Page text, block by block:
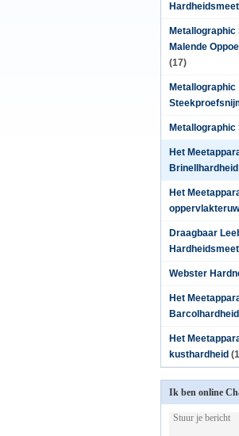
Malende
(17)
Metallographic
Metallographic
Het
Brinellhardheid
Het
Draagbaar
Webster
Het
Barcolhardheid
Het
kusthardheid
Ik ben online